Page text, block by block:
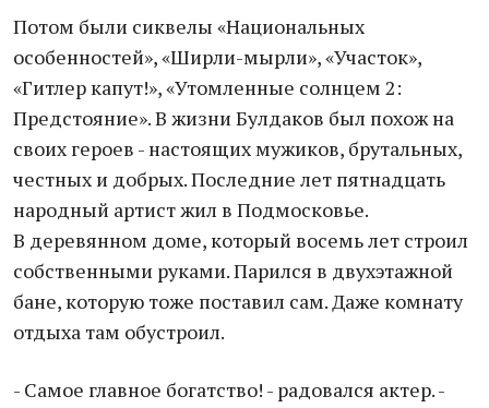
Потом были сиквелы «Национальных
особенностей», «Ширли-мырли», «Участок»,
«Гитлер капут!», «Утомленные солнцем 2:
Предстояние». В жизни Булдаков был похож на
своих героев - настоящих мужиков, брутальных,
честных и добрых. Последние лет пятнадцать
народный артист жил в Подмосковье.
В деревянном доме, который восемь лет строил
собственными руками. Парился в двухэтажной
бане, которую тоже поставил сам. Даже комнату
отдыха там обустроил.
- Самое главное богатство! - радовался актер. -